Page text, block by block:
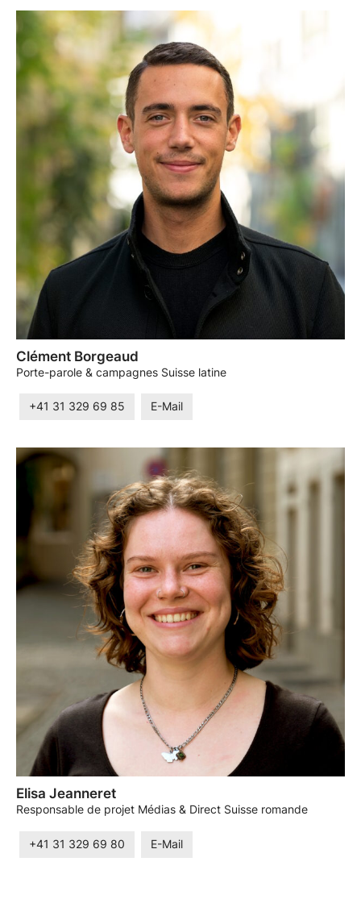
Clément Borgeaud
Porte-parole & campagnes Suisse latine
+41 31 329 69 85 E-Mail
Elisa Jeanneret
Responsable de projet Médias & Direct Suisse romande
+41 31 329 69 80 E-Mail